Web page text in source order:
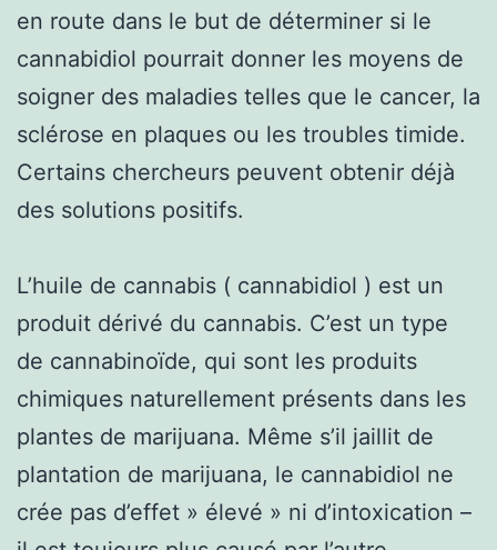
en route dans le but de déterminer si le
cannabidiol pourrait donner les moyens de
soigner des maladies telles que le cancer, la
sclérose en plaques ou les troubles timide.
Certains chercheurs peuvent obtenir déjà
des solutions positifs.
L’huile de cannabis ( cannabidiol ) est un
produit dérivé du cannabis. C’est un type
de cannabinoïde, qui sont les produits
chimiques naturellement présents dans les
plantes de marijuana. Même s’il jaillit de
plantation de marijuana, le cannabidiol ne
crée pas d’effet » élevé » ni d’intoxication –